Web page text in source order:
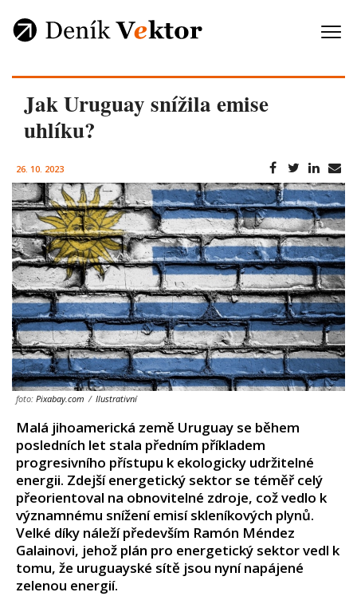
Jak Uruguay snížila emise
uhlíku?
26. 10. 2023
foto: Pixabay.com / Ilustrativní
Malá jihoamerická země Uruguay se během
posledních let stala předním příkladem
progresivního přístupu k ekologicky udržitelné
energii. Zdejší energetický sektor se téměř celý
přeorientoval na obnovitelné zdroje, což vedlo k
významnému snížení emisí skleníkových plynů.
Velké díky náleží především Ramón Méndez
Galainovi, jehož plán pro energetický sektor vedl k
tomu, že uruguayské sítě jsou nyní napájené
zelenou energií.